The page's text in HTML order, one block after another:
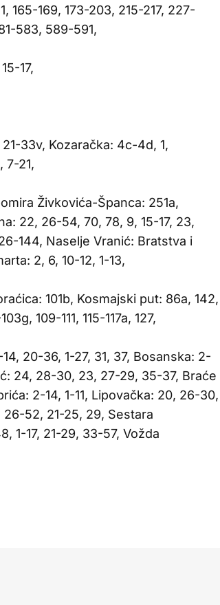
165-169, 173-203, 215-217, 227-
583, 589-591,
17,
33v, Kozaračka: 4c-4d, 1,
7-21,
Živkovića-Španca: 251a,
22, 26-54, 70, 78, 9, 15-17, 23,
144, Naselje Vranić: Bratstva i
2, 6, 10-12, 1-13,
101b, Kosmajski put: 86a, 142,
109-111, 115-117a, 127,
20-36, 1-27, 31, 37, Bosanska: 2-
24, 28-30, 23, 27-29, 35-37, Braće
2-14, 1-11, Lipovačka: 20, 26-30,
52, 21-25, 29, Sestara
1-17, 21-29, 33-57, Vožda